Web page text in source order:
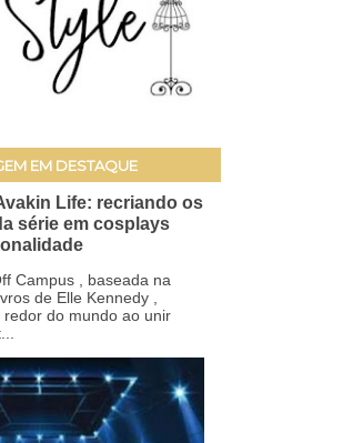
EM DESTAQUE
Life: recriando os
série em cosplays
Campus , baseada na
de Elle Kennedy ,
do mundo ao unir